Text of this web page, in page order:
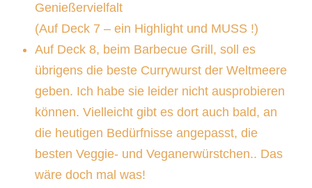
Genießervielfalt
(Auf Deck 7 – ein Highlight und MUSS !)
Auf Deck 8, beim Barbecue Grill, soll es
übrigens die beste Currywurst der Weltmeere
geben. Ich habe sie leider nicht ausprobieren
können. Vielleicht gibt es dort auch bald, an
die heutigen Bedürfnisse angepasst, die
besten Veggie- und Veganerwürstchen.. Das
wäre doch mal was!